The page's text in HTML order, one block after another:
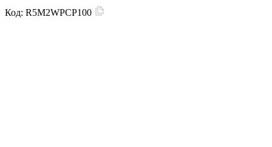
Код: R5M2WPCP100